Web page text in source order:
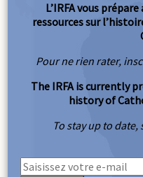
L’IRFA vous
ressources sur
Pour ne rien rater,
The IRFA is currently
history of
To stay up to